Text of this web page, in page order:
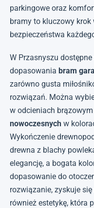
parkingowe oraz
bramy to kluczowy
bezpieczeństwa
W Przasnyszu
dopasowania bram
zarówno gusta
rozwiązań. Można
w odcieniach
nowoczesnych w
Wykończenie
drewna z blachy
elegancję, a bogata
dopasowanie do
rozwiązanie, zyskuje
również estetykę, która